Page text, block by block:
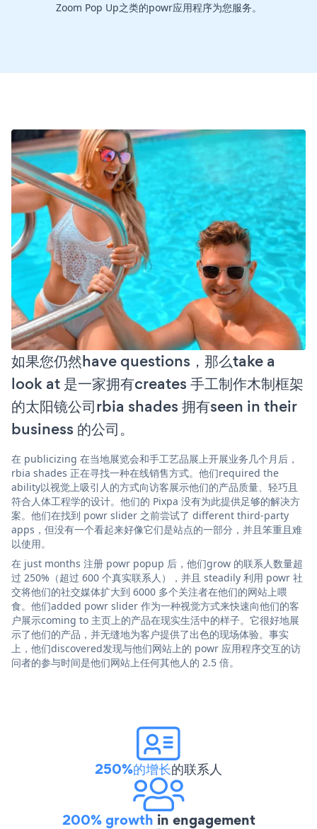
Zoom Pop Up之类的powr应用程序为您服务。
如果您仍然have questions，那么take a
look at 是一家拥有creates 手工制作木制框架
的太阳镜公司rbia shades 拥有seen in their
business 的公司。
在 publicizing 在当地展览会和手工艺品展上开展业务几个月后，
rbia shades 正在寻找一种在线销售方式。他们required the
ability以视觉上吸引人的方式向访客展示他们的产品质量、轻巧且
符合人体工程学的设计。他们的 Pixpa 没有为此提供足够的解决方
案。他们在找到 powr slider 之前尝试了 different third-party
apps，但没有一个看起来好像它们是站点的一部分，并且笨重且难
以使用。
在 just months 注册 powr popup 后，他们grow 的联系人数量超
过 250%（超过 600 个真实联系人），并且 steadily 利用 powr 社
交将他们的社交媒体扩大到 6000 多个关注者在他们的网站上喂
食。他们added powr slider 作为一种视觉方式来快速向他们的客
户展示coming to 主页上的产品在现实生活中的样子。它很好地展
示了他们的产品，并无缝地为客户提供了出色的现场体验。事实
上，他们discovered发现与他们网站上的 powr 应用程序交互的访
问者的参与时间是他们网站上任何其他人的 2.5 倍。
250%的增长的联系人
200% growth in engagement